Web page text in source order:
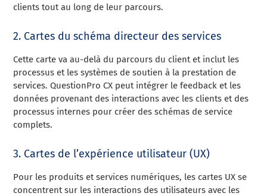
clients tout au long de leur parcours.
2. Cartes du schéma directeur des services
Cette carte va au-delà du parcours du client et inclut les
processus et les systèmes de soutien à la prestation de
services. QuestionPro CX peut intégrer le feedback et les
données provenant des interactions avec les clients et des
processus internes pour créer des schémas de service
complets.
3. Cartes de l’expérience utilisateur (UX)
Pour les produits et services numériques, les cartes UX se
concentrent sur les interactions des utilisateurs avec les